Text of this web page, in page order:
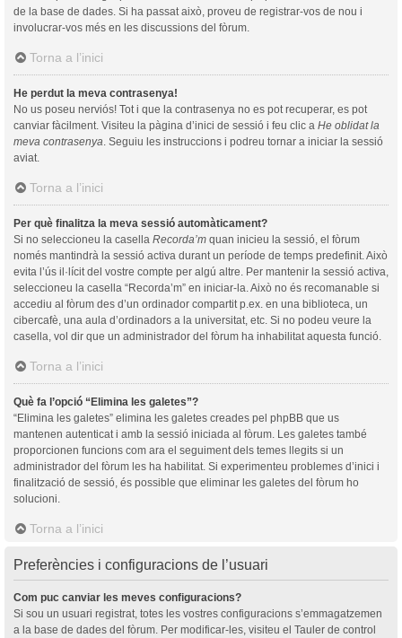
de la base de dades. Si ha passat això, proveu de registrar-vos de nou i
involucrar-vos més en les discussions del fòrum.
Torna a l’inici
He perdut la meva contrasenya!
No us poseu nerviós! Tot i que la contrasenya no es pot recuperar, es pot
canviar fàcilment. Visiteu la pàgina d’inici de sessió i feu clic a He oblidat la
meva contrasenya . Seguiu les instruccions i podreu tornar a iniciar la sessió
aviat.
Torna a l’inici
Per què finalitza la meva sessió automàticament?
Si no seleccioneu la casella Recorda’m quan inicieu la sessió, el fòrum
només mantindrà la sessió activa durant un període de temps predefinit. Això
evita l’ús il·lícit del vostre compte per algú altre. Per mantenir la sessió activa,
seleccioneu la casella “Recorda’m” en iniciar-la. Això no és recomanable si
accediu al fòrum des d’un ordinador compartit p.ex. en una biblioteca, un
cibercafè, una aula d’ordinadors a la universitat, etc. Si no podeu veure la
casella, vol dir que un administrador del fòrum ha inhabilitat aquesta funció.
Torna a l’inici
Què fa l’opció “Elimina les galetes”?
“Elimina les galetes” elimina les galetes creades pel phpBB que us
mantenen autenticat i amb la sessió iniciada al fòrum. Les galetes també
proporcionen funcions com ara el seguiment dels temes llegits si un
administrador del fòrum les ha habilitat. Si experimenteu problemes d’inici i
finalització de sessió, és possible que eliminar les galetes del fòrum ho
solucioni.
Torna a l’inici
Preferències i configuracions de l’usuari
Com puc canviar les meves configuracions?
Si sou un usuari registrat, totes les vostres configuracions s’emmagatzemen
a la base de dades del fòrum. Per modificar-les, visiteu el Tauler de control